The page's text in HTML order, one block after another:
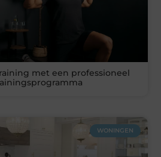
met een professioneel
WONINGEN